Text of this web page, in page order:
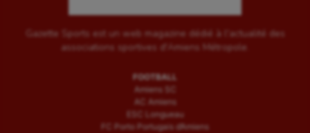
Gazette Sports est un web magazine dédié à l'actualité des
associations sportives d'Amiens Métropole.
FOOTBALL
Amiens SC
AC Amiens
ESC Longueau
FC Porto Portugais d’Amiens